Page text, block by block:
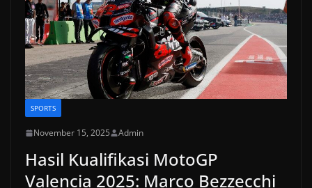
SPORTS
November 15, 2025 Admin
Hasil Kualifikasi MotoGP
Valencia 2025: Marco Bezzecchi